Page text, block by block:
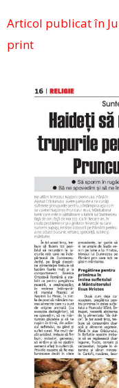
Articol publicat în
print